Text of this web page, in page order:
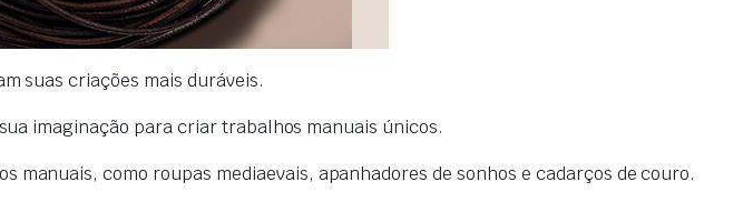
suas criações mais duráveis.
imaginação para criar trabalhos manuais únicos.
como roupas mediaevais, apanhadores de sonhos e cadarços de couro.